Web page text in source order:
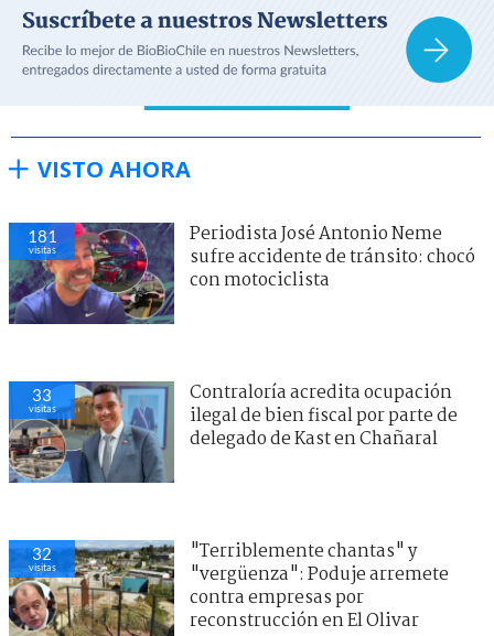
VISTO AHORA
181
visitas
Periodista José Antonio Neme
sufre accidente de tránsito: chocó
con motociclista
33
visitas
Contraloría acredita ocupación
ilegal de bien fiscal por parte de
delegado de Kast en Chañaral
32
visitas
"Terriblemente chantas" y
"vergüenza": Poduje arremete
contra empresas por
reconstrucción en El Olivar